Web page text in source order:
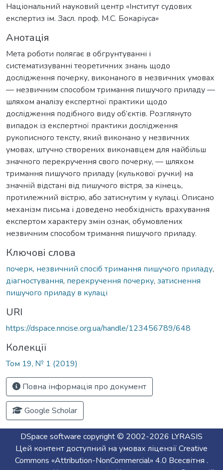
Національний науковий центр «Інститут судових
експертиз ім. Засл. проф. М.С. Бокаріуса»
Анотація
Мета роботи полягає в обгрунтуванні і
систематизуванні теоретичних знань щодо
дослідження почерку, виконаного в незвичних умовах
— незвичним способом тримання пишучого приладу —
шляхом аналізу експертної практики щодо
дослідження подібного виду об’єктів. Розглянуто
випадок із експертної практики дослідження
рукописного тексту, який виконано у незвичних
умовах, штучно створених виконавцем для найбільш
значного перекручення свого почерку, — шляхом
тримання пишучого приладу (кулькової ручки) на
значній відстані від пишучого вістря, за кінець,
протилежний вістрю, або затиснутим у кулаці. Описано
механізм письма і доведено необхідність врахування
експертом характеру змін ознак, обумовлених
незвичним способом тримання пишучого приладу.
Ключові слова
почерк, незвичний спосіб тримання пишучого приладу,
діагностування, перекручення почерку, затиснення
пишучого приладу в кулаці
URI
https://dspace.nncise.org.ua/handle/123456789/648
Колекції
Том 19, № 1 (2019)
Повна інформація про документ
Google Scholar
DSpace software copyright © 2002-2026 LYRASIS
Цей контент доступний на умовах ліцензіїCreative
Commons «Attribution-NonCommercial» 4.0 Всесвітня .